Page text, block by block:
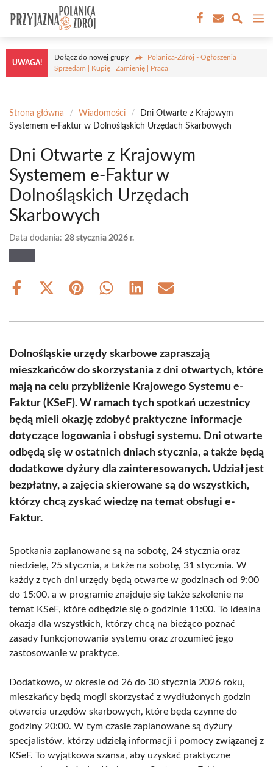
treści
UWAGA!
Dołącz do nowej grupy
Polanica-Zdrój - Ogłoszenia |
Sprzedam | Kupię | Zamienię | Praca
Strona główna / Wiadomości /
Dni Otwarte z Krajowym
Systemem e-Faktur w Dolnośląskich Urzędach Skarbowych
Dni Otwarte z Krajowym
Systemem e-Faktur w
Dolnośląskich Urzędach
Skarbowych
Data dodania: 28 stycznia 2026 r.
Share
Share
(Twitter)
Share Share Share Share
Dolnośląskie urzędy skarbowe zapraszają
mieszkańców do skorzystania z dni otwartych, które
mają na celu przybliżenie Krajowego Systemu e-
Faktur (KSeF). W ramach tych spotkań uczestnicy
będą mieli okazję zdobyć praktyczne informacje
dotyczące logowania i obsługi systemu. Dni otwarte
odbędą się w ostatnich dniach stycznia, a także będą
dodatkowe dyżury dla zainteresowanych. Udział jest
bezpłatny, a zajęcia skierowane są do wszystkich,
którzy chcą zyskać wiedzę na temat obsługi e-
Faktur.
Spotkania zaplanowane są na sobotę, 24 stycznia oraz
niedzielę, 25 stycznia, a także na sobotę, 31 stycznia. W
każdy z tych dni urzędy będą otwarte w godzinach od 9:00
do 15:00, a w programie znajduje się także szkolenie na
temat KSeF, które odbędzie się o godzinie 11:00. To idealna
okazja dla wszystkich, którzy chcą na bieżąco poznać
zasady funkcjonowania systemu oraz zrozumieć jego
zastosowanie w praktyce.
Dodatkowo, w okresie od 26 do 30 stycznia 2026 roku,
mieszkańcy będą mogli skorzystać z wydłużonych godzin
otwarcia urzędów skarbowych, które będą czynne do
godziny 20:00. W tym czasie zaplanowane są dyżury
specjalistów, którzy udzielą informacji i pomocy związanej z
KSeF. To wyjątkowa szansa, aby uzyskać praktyczne